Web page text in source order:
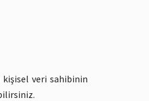
veri sahibinin